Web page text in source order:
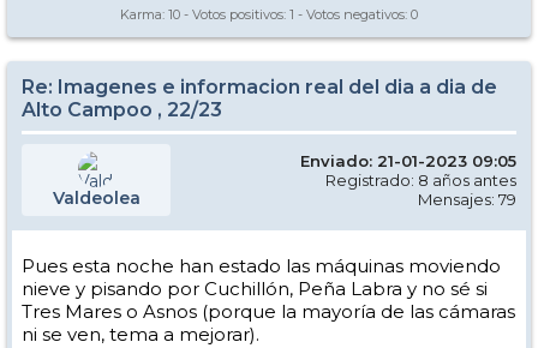
Karma: 10 - Votos positivos: 1 - Votos negativos: 0
Re: Imagenes e informacion real del dia a dia de
Alto Campoo , 22/23
Valdeolea
Enviado: 21-01-2023 09:05
Registrado: 8 años antes
Mensajes: 79
Pues esta noche han estado las máquinas moviendo
nieve y pisando por Cuchillón, Peña Labra y no sé si
Tres Mares o Asnos (porque la mayoría de las cámaras
ni se ven, tema a mejorar).